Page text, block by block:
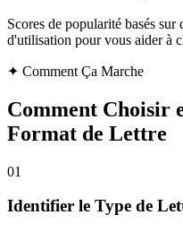
Scores de popularité basés sur
d'utilisation pour vous aider à
✦ Comment Ça Marche
Comment Choisir
Format de Lettre
01
Identifier le Type de